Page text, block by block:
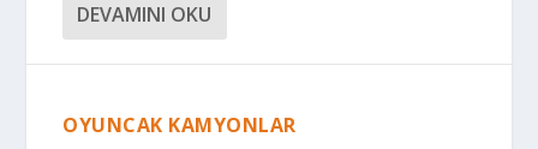
DEVAMINI OKU
OYUNCAK KAMYONLAR